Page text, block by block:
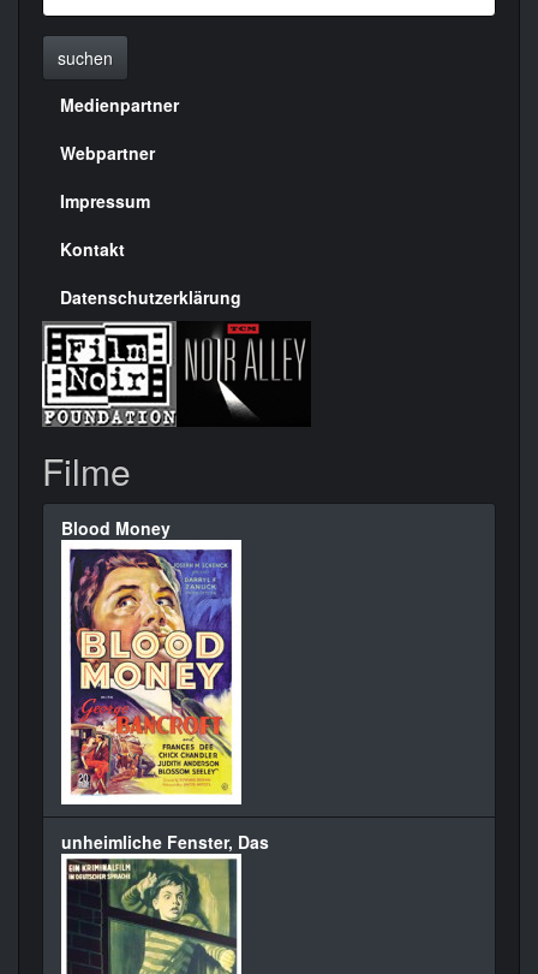
suchen
Menülinks
rechte
Seite
Medienpartner
Webpartner
Impressum
Kontakt
Datenschutzerklärung
Filme
Blood Money
unheimliche Fenster, Das